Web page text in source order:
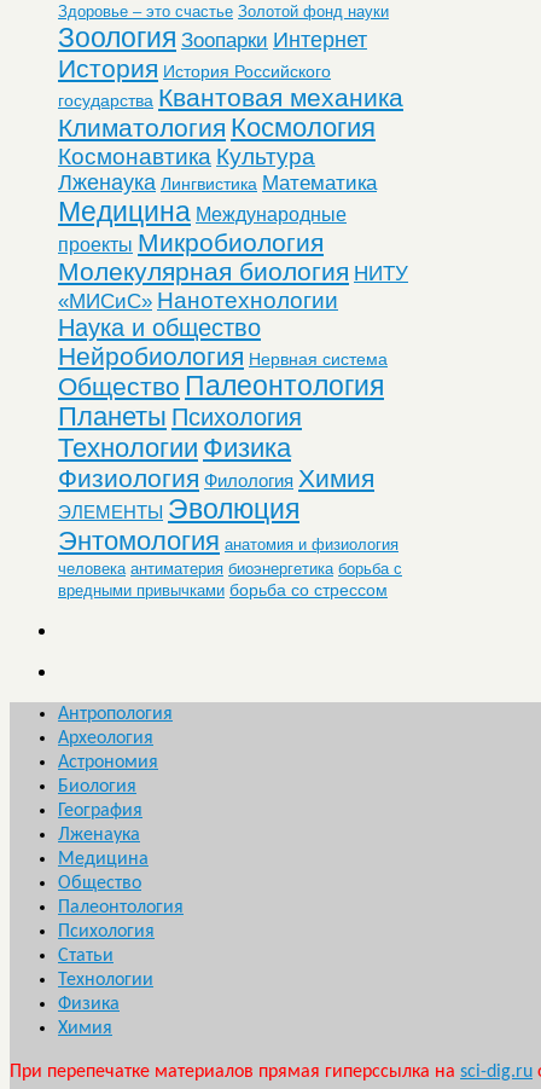
Здоровье – это счастье Золотой фонд науки
Зоология Зоопарки Интернет
История История Российского
государства Квантовая механика
Климатология Космология
Космонавтика Культура
Лженаука Лингвистика Математика
Медицина Международные
проекты Микробиология
Молекулярная биология НИТУ
«МИСиС» Нанотехнологии
Наука и общество
Нейробиология Нервная система
Общество Палеонтология
Планеты Психология
Технологии Физика
Физиология Филология Химия
ЭЛЕМЕНТЫ Эволюция
Энтомология анатомия и физиология
человека антиматерия биоэнергетика борьба с
вредными привычками борьба со стрессом
Антропология
Археология
Астрономия
Биология
География
Лженаука
Медицина
Общество
Палеонтология
Психология
Статьи
Технологии
Физика
Химия
При перепечатке материалов прямая гиперссылка на sci-dig.ru